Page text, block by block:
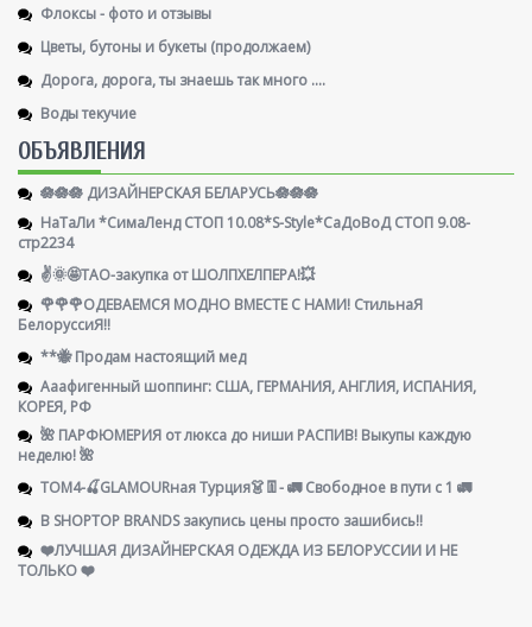
Флоксы - фото и отзывы
Цветы, бутоны и букеты (продолжаем)
Дорога, дорога, ты знаешь так много ....
Воды текучие
ОБЪЯВЛЕНИЯ
🪷🪷🪷 ДИЗАЙНЕРСКАЯ БЕЛАРУСЬ🪷🪷🪷
НаТаЛи *СимаЛенд СТОП 10.08*S-Style*СаДоВоД СТОП 9.08-
стр2234
✌️🌞🤩ТАО-закупка от ШОЛПХЕЛПЕРА!💥
🌹🌹🌹ОДЕВАЕМСЯ МОДНО ВМЕСТЕ С НАМИ! СтильнаЯ
БелоруссиЯ‼
**🐝 Продам настоящий мед
Ааафигенный шоппинг: США, ГЕРМАНИЯ, АНГЛИЯ, ИСПАНИЯ,
КОРЕЯ, РФ
🌺 ПАРФЮМЕРИЯ от люкса до ниши РАСПИВ! Выкупы каждую
неделю! 🌺
ТОМ4-🍒GLAMOURная Турция👗👖- 🚛 Свободное в пути с 1 🚛
В SHOPTOP BRANDS закупись цены просто зашибись!!
❤️ЛУЧШАЯ ДИЗАЙНЕРСКАЯ ОДЕЖДА ИЗ БЕЛОРУССИИ И НЕ
ТОЛЬКО ❤️